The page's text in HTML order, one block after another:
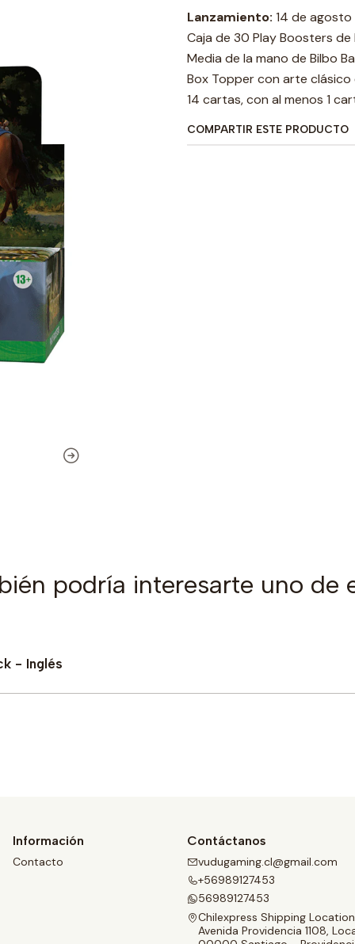
Lanzamiento: 14 de agosto
Caja de 30 Play Boosters
Media de la mano de Bilbo
Box Topper con arte
14 cartas, con al menos 1
COMPARTIR ESTE PRODUCTO
podría interesarte uno de
- Inglés
Información
Contacto
Contáctanos
vudugaming.cl@gmail.com
+56989127453
56989127453
Chilexpress Shipping Location
Avenida Providencia 1108,